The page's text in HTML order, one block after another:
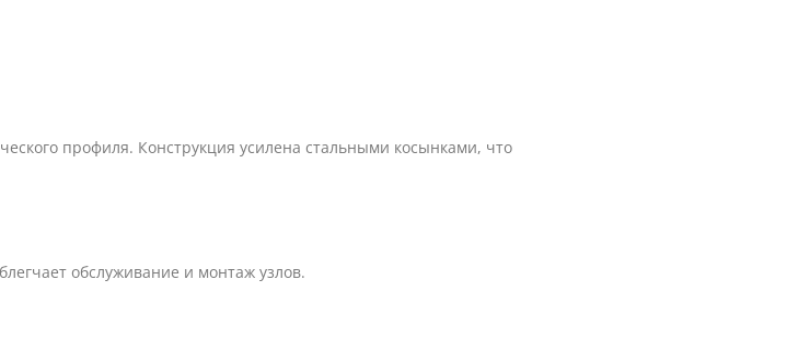
профиля. Конструкция усилена стальными косынками, что
обслуживание и монтаж узлов.